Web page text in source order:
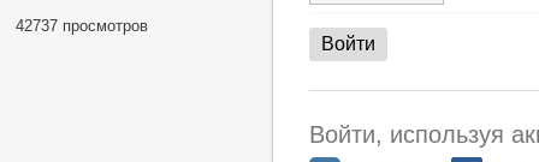
42737 просмотров
Войти, используя